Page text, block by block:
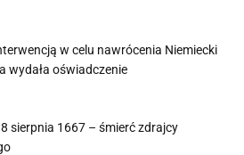
w celu nawrócenia Niemiecki
wydała oświadczenie
sierpnia 1667 – śmierć zdrajcy